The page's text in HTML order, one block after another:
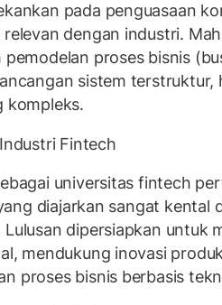
pada penguasaan
dengan industri.
pemodelan proses bisnis
sistem terstruktur,
kompleks.
Fintech
universitas fintech
diajarkan sangat kental
dipersiapkan untuk
mendukung inovasi
proses bisnis berbasis